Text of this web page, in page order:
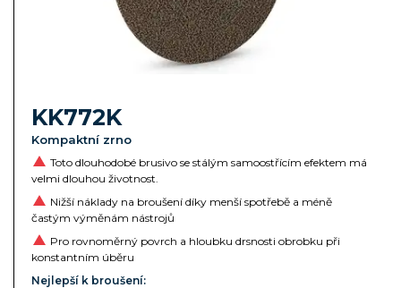
KK772K
Kompaktní zrno
Toto dlouhodobé brusivo se stálým samoostřícím efektem má
velmi dlouhou životnost.
Nižší náklady na broušení díky menší spotřebě a méně
častým výměnám nástrojů
Pro rovnoměrný povrch a hloubku drsnosti obrobku při
konstantním úběru
Nejlepší k broušení: